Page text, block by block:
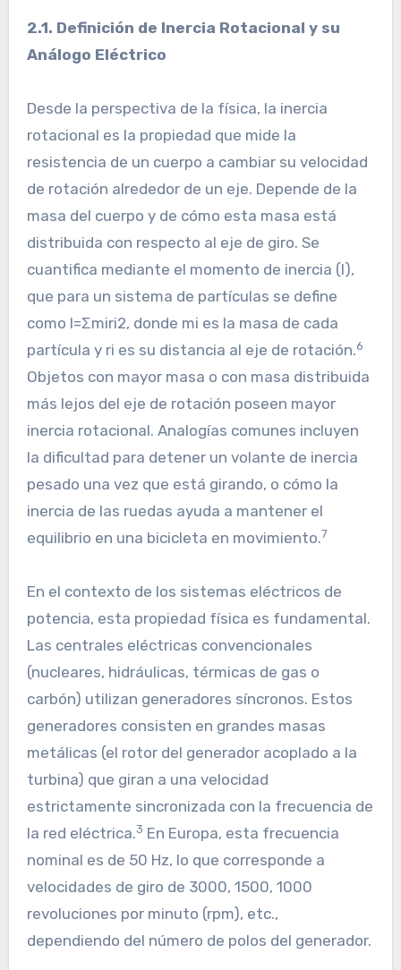
2.1. Definición de Inercia Rotacional y su
Análogo Eléctrico
Desde la perspectiva de la física, la inercia
rotacional es la propiedad que mide la
resistencia de un cuerpo a cambiar su velocidad
de rotación alrededor de un eje. Depende de la
masa del cuerpo y de cómo esta masa está
distribuida con respecto al eje de giro. Se
cuantifica mediante el momento de inercia (I),
que para un sistema de partículas se define
como I=Σmi​ri2​, donde mi​ es la masa de cada
partícula y ri​ es su distancia al eje de rotación.6
Objetos con mayor masa o con masa distribuida
más lejos del eje de rotación poseen mayor
inercia rotacional. Analogías comunes incluyen
la dificultad para detener un volante de inercia
pesado una vez que está girando, o cómo la
inercia de las ruedas ayuda a mantener el
equilibrio en una bicicleta en movimiento.7
En el contexto de los sistemas eléctricos de
potencia, esta propiedad física es fundamental.
Las centrales eléctricas convencionales
(nucleares, hidráulicas, térmicas de gas o
carbón) utilizan generadores síncronos. Estos
generadores consisten en grandes masas
metálicas (el rotor del generador acoplado a la
turbina) que giran a una velocidad
estrictamente sincronizada con la frecuencia de
la red eléctrica.3 En Europa, esta frecuencia
nominal es de 50 Hz, lo que corresponde a
velocidades de giro de 3000, 1500, 1000
revoluciones por minuto (rpm), etc.,
dependiendo del número de polos del generador.